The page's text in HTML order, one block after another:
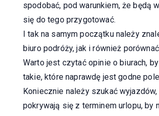
spodobać, pod warunkiem, że będą
się do tego przygotować.
I tak na samym początku należy
biuro podróży, jak i również
Warto jest czytać opinie o biurach,
takie, które naprawdę jest godne
Koniecznie należy szukać
pokrywają się z terminem urlopu, by